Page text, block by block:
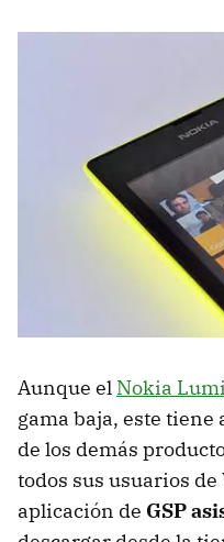
Aunque el Nokia
gama baja, este tiene
de los demás
todos sus usuarios
aplicación de GSP